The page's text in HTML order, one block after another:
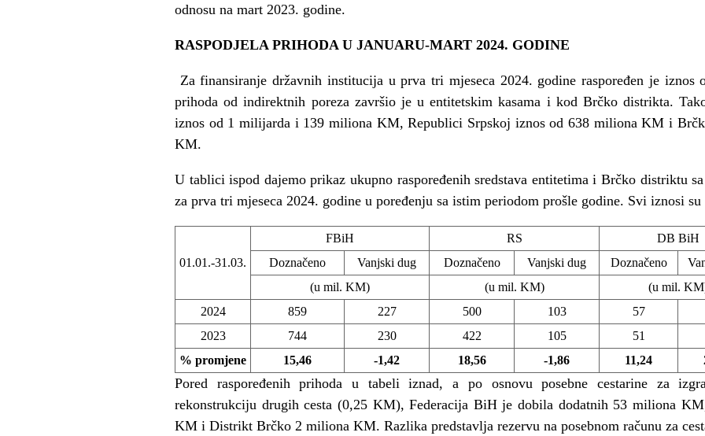
odnosu na mart 2023. godine.
RASPODJELA PRIHODA U JANUARU-MART 2024. GODINE
Za finansiranje državnih institucija u prva tri mjeseca 2024. godine raspoređen je
prihoda od indirektnih poreza završio je u entitetskim kasama i kod Brčko distrikta.
iznos od 1 milijarda i 139 miliona KM, Republici Srpskoj iznos od 638 miliona KM i
KM.
U tablici ispod dajemo prikaz ukupno raspoređenih sredstava entitetima i Brčko distriktu
za prva tri mjeseca 2024. godine u poređenju sa istim periodom prošle godine. Svi iznosi
01.01.-31.03.
FBiH RS
DB BiH
Doznačeno
Vanjski dug Doznačeno Vanjski dug Doznačeno
(u mil. KM)
(u mil. KM)
(u mil.
2024
859 227 500 103
57
2023
744 230 422 105
51
% promjene
15,46 -1,42 18,56 -1,86 11,24
Pored raspoređenih prihoda u tabeli iznad, a po osnovu posebne cestarine za
rekonstrukciju drugih cesta (0,25 KM), Federacija BiH je dobila dodatnih 53 miliona
KM i Distrikt Brčko 2 miliona KM. Razlika predstavlja rezervu na posebnom računu za